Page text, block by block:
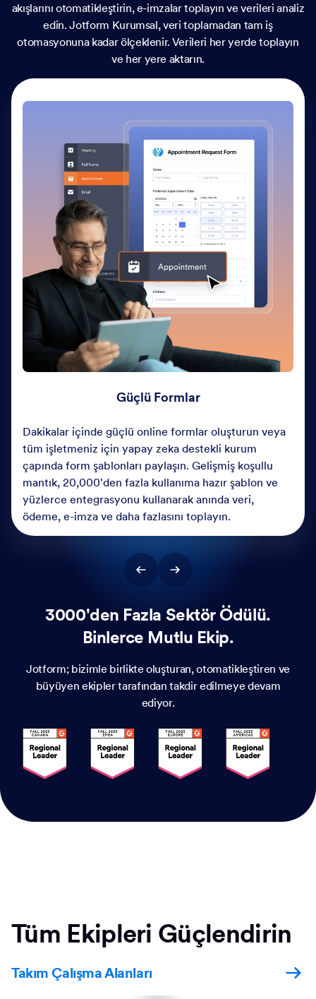
akışlarını otomatikleştirin, e-imzalar toplayın ve verileri analiz
edin. Jotform Kurumsal, veri toplamadan tam iş
otomasyonuna kadar ölçeklenir. Verileri her yerde toplayın
ve her yere aktarın.
Güçlü Formlar
Dakikalar içinde güçlü online formlar oluşturun veya
tüm işletmeniz için yapay zeka destekli kurum
çapında form şablonları paylaşın. Gelişmiş koşullu
mantık, 20,000'den fazla kullanıma hazır şablon ve
yüzlerce entegrasyonu kullanarak anında veri,
ödeme, e-imza ve daha fazlasını toplayın.
3000'den Fazla Sektör Ödülü.
Binlerce Mutlu Ekip.
Jotform; bizimle birlikte oluşturan, otomatikleştiren ve
büyüyen ekipler tarafından takdir edilmeye devam
ediyor.
Tüm Ekipleri Güçlendirin
Takım Çalışma Alanları